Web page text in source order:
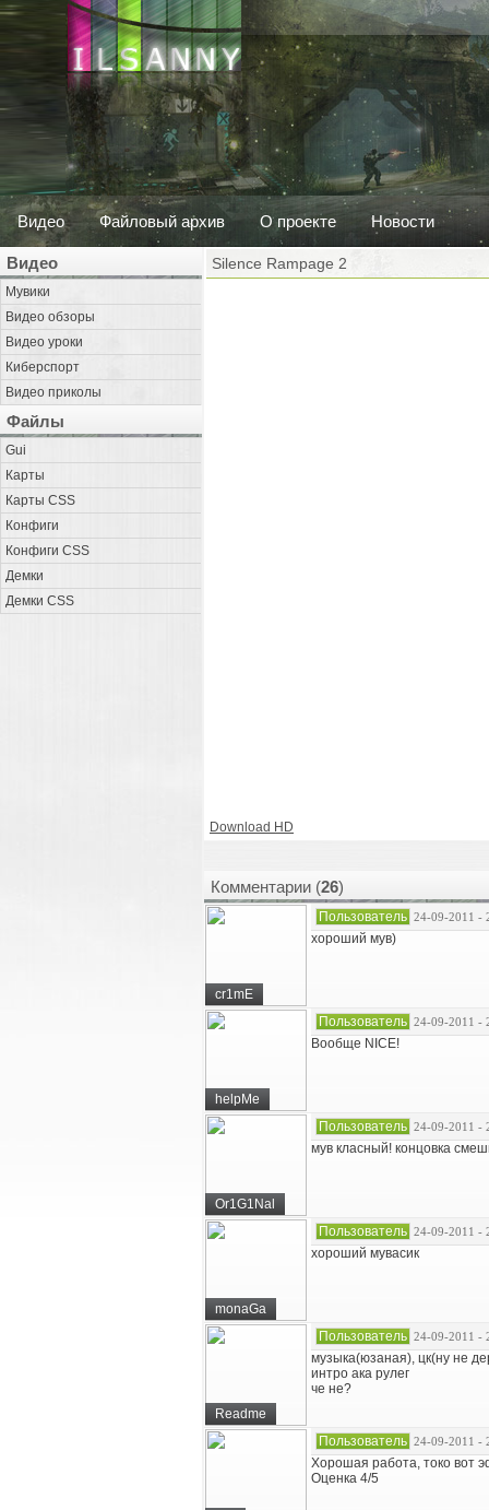
Видео Файловый архив О проекте Новости
Видео
Мувики
Видео обзоры
Видео уроки
Киберспорт
Видео приколы
Файлы
Gui
Карты
Карты CSS
Конфиги
Конфиги CSS
Демки
Демки CSS
Silence Rampage 2
Download HD
Комментарии (26)
cr1mE
Пользователь 24-09-2011 -
хороший мув)
helpMe
Пользователь 24-09-2011 -
Вообще NICE!
Or1G1Nal
Пользователь 24-09-2011 -
мув класный! концовка
monaGa
Пользователь 24-09-2011 -
хороший мувасик
Readme
Пользователь 24-09-2011 -
музыка(юзаная), цк(ну не
интро ака рулег
че не?
Пользователь 24-09-2011 -
Хорошая работа, токо вот
Оценка 4/5